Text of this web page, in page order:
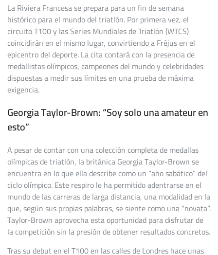
La Riviera Francesa se prepara para un fin de semana
histórico para el mundo del triatlón. Por primera vez, el
circuito T100 y las Series Mundiales de Triatlón (WTCS)
coincidirán en el mismo lugar, convirtiendo a Fréjus en el
epicentro del deporte. La cita contará con la presencia de
medallistas olímpicos, campeones del mundo y celebridades
dispuestas a medir sus límites en una prueba de máxima
exigencia.
Georgia Taylor-Brown: “Soy solo una amateur en
esto”
A pesar de contar con una colección completa de medallas
olímpicas de triatlón, la británica Georgia Taylor-Brown se
encuentra en lo que ella describe como un “año sabático” del
ciclo olímpico. Este respiro le ha permitido adentrarse en el
mundo de las carreras de larga distancia, una modalidad en la
que, según sus propias palabras, se siente como una “novata”.
Taylor-Brown aprovecha esta oportunidad para disfrutar de
la competición sin la presión de obtener resultados concretos.
Tras su debut en el T100 en las calles de Londres hace unas